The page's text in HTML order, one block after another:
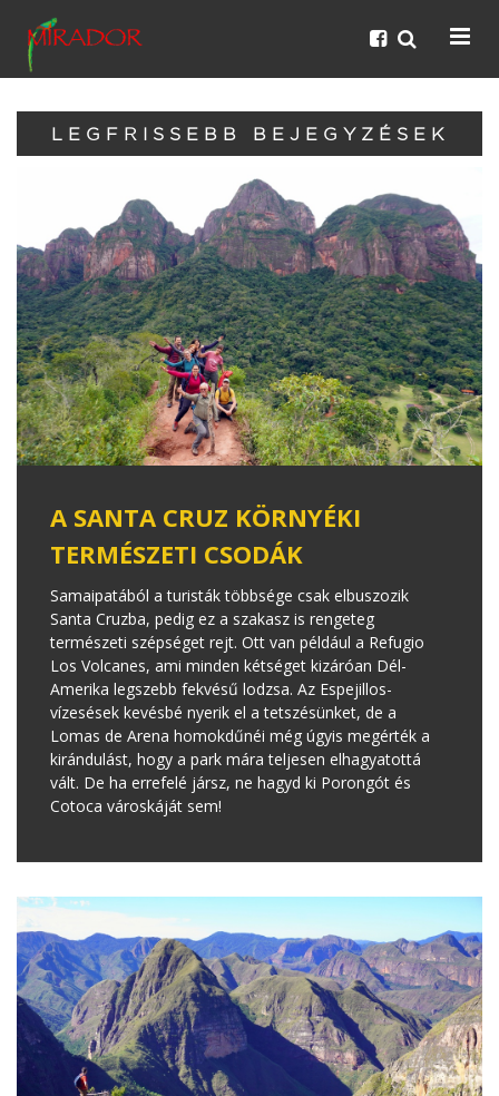
LEGFRISSEBB BEJEGYZÉSEK
A SANTA CRUZ KÖRNYÉKI
TERMÉSZETI CSODÁK
Samaipatából a turisták többsége csak elbuszozik
Santa Cruzba, pedig ez a szakasz is rengeteg
természeti szépséget rejt. Ott van például a Refugio
Los Volcanes, ami minden kétséget kizáróan Dél-
Amerika legszebb fekvésű lodzsa. Az Espejillos-
vízesések kevésbé nyerik el a tetszésünket, de a
Lomas de Arena homokdűnéi még úgyis megérték a
kirándulást, hogy a park mára teljesen elhagyatottá
vált. De ha errefelé jársz, ne hagyd ki Porongót és
Cotoca városkáját sem!